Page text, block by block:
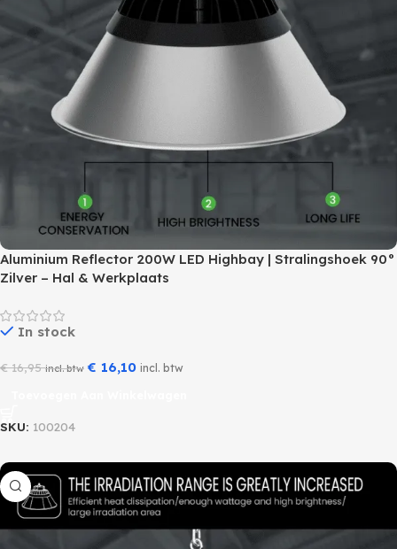
Aluminium Reflector 200W LED Highbay | Stralingshoek 90°
Zilver – Hal & Werkplaats
In stock
€16,95 incl. btw € 16,10 incl. btw
SKU: 100204